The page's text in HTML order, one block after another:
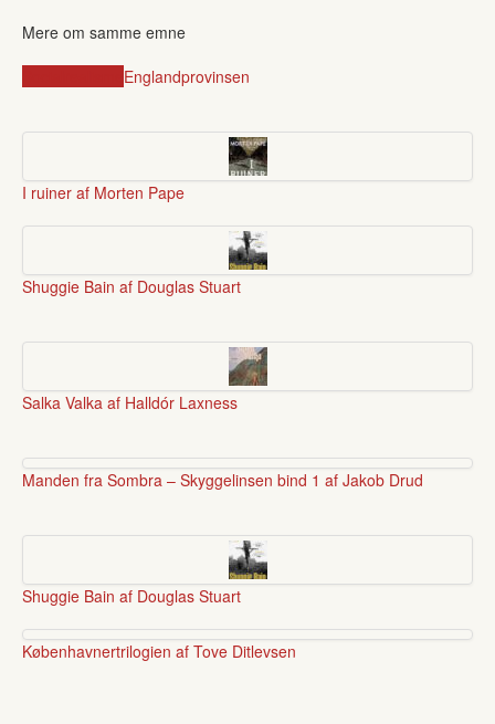
Mere om samme emne
Englandprovinsen
I ruiner af Morten Pape
Shuggie Bain af Douglas Stuart
Salka Valka af Halldór Laxness
Manden fra Sombra – Skyggelinsen bind 1 af Jakob Drud
Shuggie Bain af Douglas Stuart
Københavnertrilogien af Tove Ditlevsen